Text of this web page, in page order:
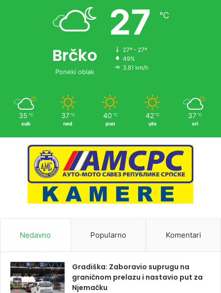
Brčko
Poneki oblak
27 ℃
27º - 27º
49%
3.81 km/h
35 ℃
sub
37 ℃
ned
40 ℃
pon
42 ℃
uto
37 ℃
sri
Nedavno Popularno Komentari
Gradiška: Zaboravio suprugu na
graničnom prelazu i nastavio put za
Njemačku